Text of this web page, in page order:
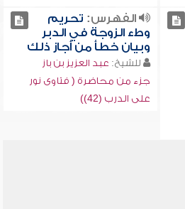
الفهرس: تحريم
وطء الزوجة في الدبر
وبيان خطأ من أجاز ذلك
للشيخ: عبد العزيز بن باز
جزء من محاضرة ( فتاوى نور
على الدرب (42))